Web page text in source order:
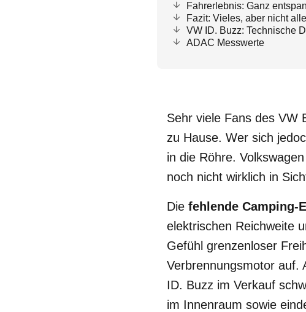
Fahrerlebnis: Ganz
Fazit: Vieles, aber nicht
VW ID. Buzz: Technische
ADAC Messwerte
Sehr viele Fans des VW
zu Hause. Wer sich
in die Röhre.
noch nicht wirklich in
Die fehlende Camping-
elektrischen Reichweite
Gefühl grenzenloser
Verbrennungsmotor auf.
ID. Buzz im Verkauf
im Innenraum sowie